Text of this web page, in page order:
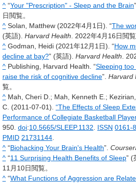
^ “Your "Prescription" - Sleep and the Brain”.
日閲覧。
^ Solan, Matthew (2022年4月1日). “The
(英語). Harvard Health . 2022年4月16日閲覧
^ Godman, Heidi (2021年12月1日). “How
decline at bay?” (英語). Harvard Health .
^ Publishing, Harvard Health. “Sleeping
raise the risk of cognitive decline”. Harvard
覧。
^ Mah, Cheri D.; Mah, Kenneth E.;
C. (2011-07-01). “The Effects of Sleep
Performance of Collegiate Basketball
950. doi:10.5665/SLEEP.1132 ISSN 0161-
PMID 21731144
^ “Biohacking Your Brain's Health”.
^ “11 Surprising Health Benefits of Sleep” (
11月10日閲覧。
^ “What Functions of Aggression are